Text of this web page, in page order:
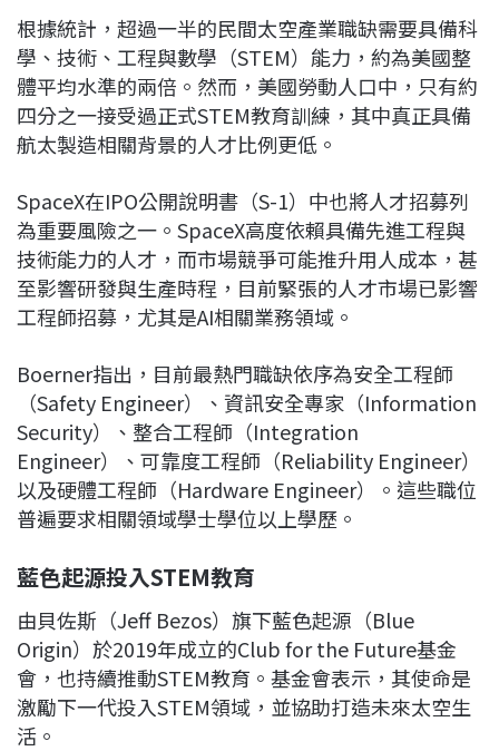
根據統計，超過一半的民間太空產業職缺需要具備科
學、技術、工程與數學（STEM）能力，約為美國整
體平均水準的兩倍。然而，美國勞動人口中，只有約
四分之一接受過正式STEM教育訓練，其中真正具備
航太製造相關背景的人才比例更低。
SpaceX在IPO公開說明書（S-1）中也將人才招募列
為重要風險之一。SpaceX高度依賴具備先進工程與
技術能力的人才，而市場競爭可能推升用人成本，甚
至影響研發與生產時程，目前緊張的人才市場已影響
工程師招募，尤其是AI相關業務領域。
Boerner指出，目前最熱門職缺依序為安全工程師
（Safety Engineer）、資訊安全專家（Information
Security）、整合工程師（Integration
Engineer）、可靠度工程師（Reliability Engineer）
以及硬體工程師（Hardware Engineer）。這些職位
普遍要求相關領域學士學位以上學歷。
藍色起源投入STEM教育
由貝佐斯（Jeff Bezos）旗下藍色起源（Blue
Origin）於2019年成立的Club for the Future基金
會，也持續推動STEM教育。基金會表示，其使命是
激勵下一代投入STEM領域，並協助打造未來太空生
活。